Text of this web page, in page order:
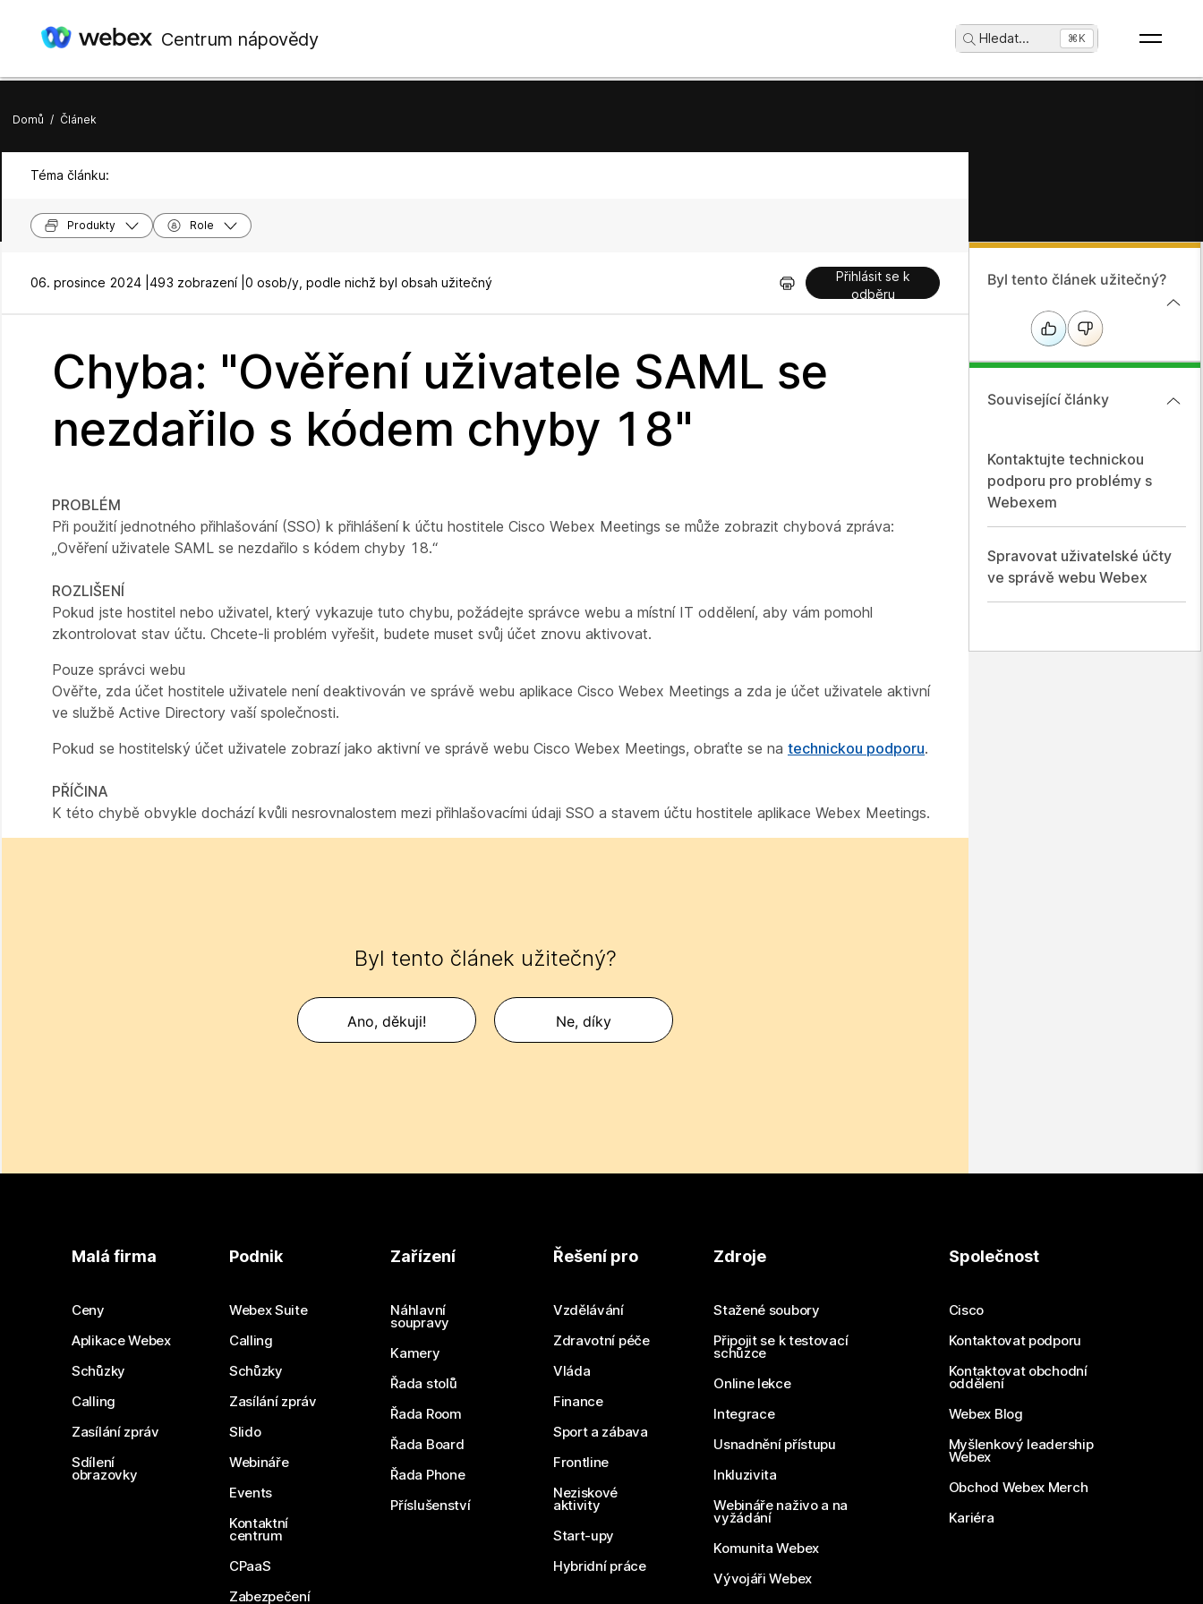
Centrum nápovědy Hledat... ⌘K
Domů / Článek
Téma článku:
Produkty Role
06. prosince 2024 | 493 zobrazení | 0 osob/y, podle nichž byl obsah užitečný
Přihlásit se k
odběru
Chyba: "Ověření uživatele SAML se
nezdařilo s kódem chyby 18"
PROBLÉM
Při použití jednotného přihlašování (SSO) k přihlášení k účtu hostitele Cisco Webex Meetings se může zobrazit chybová zpráva:
„Ověření uživatele SAML se nezdařilo s kódem chyby 18.“
ROZLIŠENÍ
Pokud jste hostitel nebo uživatel, který vykazuje tuto chybu, požádejte správce webu a místní IT oddělení, aby vám pomohl
zkontrolovat stav účtu. Chcete-li problém vyřešit, budete muset svůj účet znovu aktivovat.
Pouze správci webu
Ověřte, zda účet hostitele uživatele není deaktivován ve správě webu aplikace Cisco Webex Meetings a zda je účet uživatele aktivní
ve službě Active Directory vaší společnosti.
Pokud se hostitelský účet uživatele zobrazí jako aktivní ve správě webu Cisco Webex Meetings, obraťte se na technickou podporu.
PŘÍČINA
K této chybě obvykle dochází kvůli nesrovnalostem mezi přihlašovacími údaji SSO a stavem účtu hostitele aplikace Webex Meetings.
Byl tento článek užitečný?
Ano, děkuji! Ne, díky
Byl tento článek užitečný?
Související články
Kontaktujte technickou
podporu pro problémy s
Webexem
Spravovat uživatelské účty
ve správě webu Webex
Malá firma
Ceny
Aplikace Webex
Schůzky
Calling
Zasílání zpráv
Sdílení
obrazovky
Podnik
Webex Suite
Calling
Schůzky
Zasílání zpráv
Slido
Webináře
Events
Kontaktní
centrum
CPaaS
Zabezpečení
Zařízení
Náhlavní
soupravy
Kamery
Řada stolů
Řada Room
Řada Board
Řada Phone
Příslušenství
Řešení pro
Vzdělávání
Zdravotní péče
Vláda
Finance
Sport a zábava
Frontline
Neziskové
aktivity
Start-upy
Hybridní práce
Zdroje
Stažené soubory
Připojit se k testovací
schůzce
Online lekce
Integrace
Usnadnění přístupu
Inkluzivita
Webináře naživo a na
vyžádání
Komunita Webex
Vývojáři Webex
Společnost
Cisco
Kontaktovat podporu
Kontaktovat obchodní
oddělení
Webex Blog
Myšlenkový leadership
Webex
Obchod Webex Merch
Kariéra